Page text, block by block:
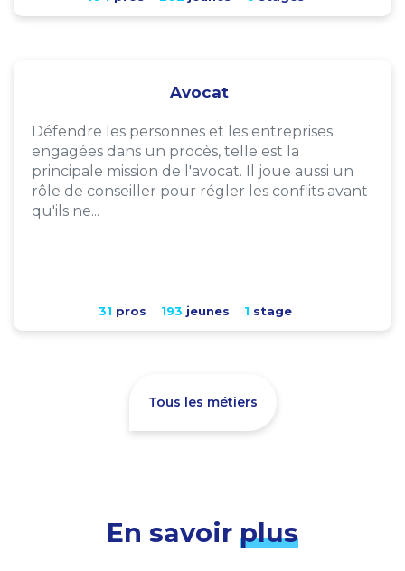
Avocat
Défendre les personnes et les entreprises
engagées dans un procès, telle est la
principale mission de l'avocat. Il joue aussi un
rôle de conseiller pour régler les conflits avant
qu'ils ne...
31 pros 193 jeunes 1 stage
Tous les métiers
En savoir plus